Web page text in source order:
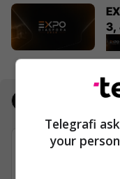
3,
Real Estate
Telegrafi
your